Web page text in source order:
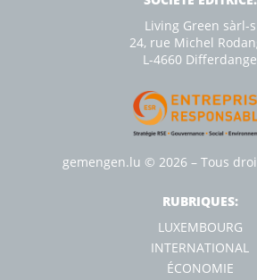
Living Green sàrl-s
24, rue Michel
L-4660 Diﬀerdange
gemengen.lu © 2026 – Tous
RUBRIQUES:
LUXEMBOURG
INTERNATIONAL
ÉCONOMIE